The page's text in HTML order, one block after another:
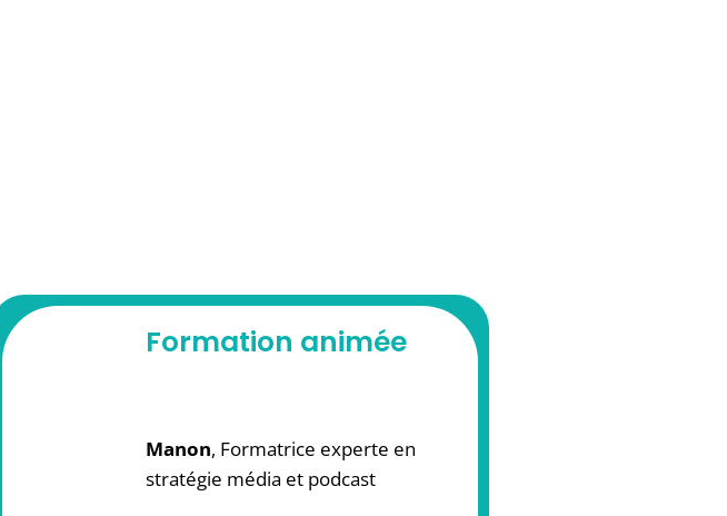
Formation animée
Manon, Formatrice experte en
stratégie média et podcast